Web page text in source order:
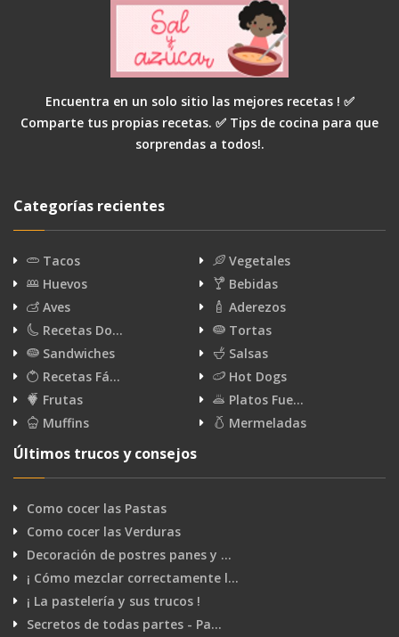
Encuentra en un solo sitio las mejores recetas ! ✅
Comparte tus propias recetas. ✅ Tips de cocina para que
sorprendas a todos!.
Categorías recientes
Tacos
Vegetales
Huevos
Bebidas
Aves
Aderezos
Recetas Do…
Tortas
Sandwiches
Salsas
Recetas Fá…
Hot Dogs
Frutas
Platos Fue…
Muffins
Mermeladas
Últimos trucos y consejos
Como cocer las Pastas
Como cocer las Verduras
Decoración de postres panes y …
¡ Cómo mezclar correctamente l…
¡ La pastelería y sus trucos !
Secretos de todas partes - Pa…